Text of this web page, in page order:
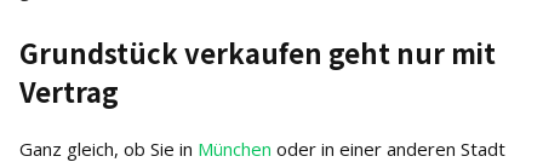
Grundstück verkaufen geht nur mit
Vertrag
Ganz gleich, ob Sie in München oder in einer anderen Stadt